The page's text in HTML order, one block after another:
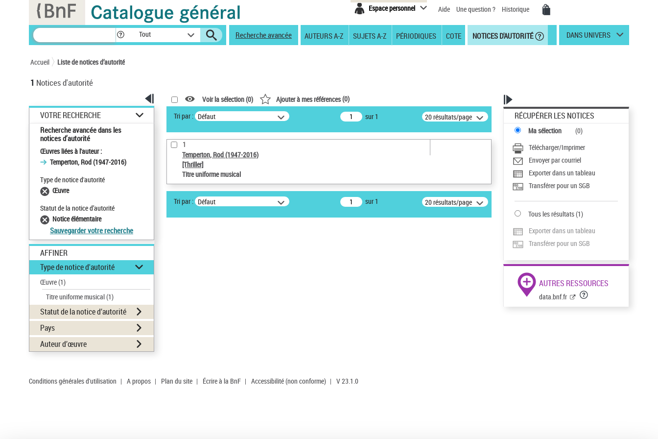
Espace personnel Aide Une question ? Historique
Tout Recherche avancée AUTEURS A-Z SUJETS A-Z PÉRIODIQUES COTE NOTICES D'AUTORITÉ DANS UNIVERS
Accueil Liste de notices d’autorité
1 Notices d'autorité
VOTRE RECHERCHE
Recherche avancée dans les
notices d’autorité
Œuvres liées à l'auteur :
Temperton, Rod (1947-2016)
Type de notice d'autorité
Œuvre
Statut de la notice d’autorité
Notice élémentaire
Sauvegarder votre recherche
AFFINER
Type de notice d'autorité
Œuvre(1)
Titre uniforme musical(1)
Statut de la notice d’autorité
Pays
Auteur d’œuvre
Voir la sélection (0) Ajouter à mes références(0)
Tri par : Défaut sur 1 20 résultats/page
1
Temperton, Rod (1947-2016)
[Thriller]
Titre uniforme musical
Tri par : Défaut sur 1 20 résultats/page
RÉCUPÉRER LES NOTICES
Ma sélection (0)
Télécharger/Imprimer
Envoyer par courriel
Exporter dans un tableau
Transférer pour un SGB
Tous les résultats(1)
Exporter dans un tableau
Transférer pour un SGB
AUTRES RESSOURCES
data.bnf.fr
Conditions générales d'utilisation | A propos | Plan du site | Écrire à la BnF | Accessibilité (non conforme) | V 23.1.0
Panneau de gestion des cookies